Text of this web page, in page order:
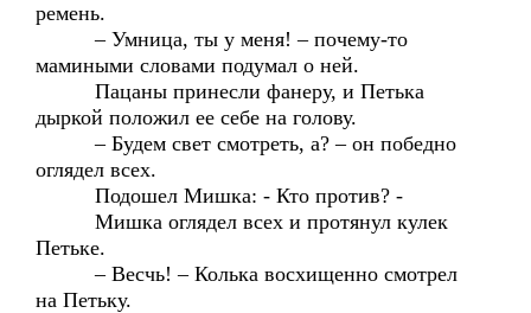
ремень.
– Умница, ты у меня! – почему-то
мамиными словами подумал о ней.
Пацаны принесли фанеру, и Петька
дыркой положил ее себе на голову.
– Будем свет смотреть, а? – он победно
оглядел всех.
Подошел Мишка: - Кто против? -
Мишка оглядел всех и протянул кулек
Петьке.
– Весчь! – Колька восхищенно смотрел
на Петьку.